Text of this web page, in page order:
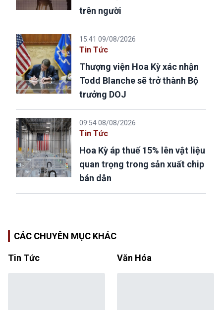
trên người
15:41 09/08/2026
Tin Tức
Thượng viện Hoa Kỳ xác nhận
Todd Blanche sẽ trở thành Bộ
trưởng DOJ
09:54 08/08/2026
Tin Tức
Hoa Kỳ áp thuế 15% lên vật liệu
quan trọng trong sản xuất chip
bán dẫn
CÁC CHUYÊN MỤC KHÁC
Tin Tức Văn Hóa